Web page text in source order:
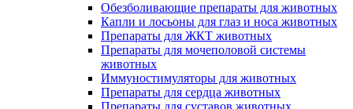
Обезболивающие препараты для животных
Капли и лосьоны для глаз и носа животных
Препараты для ЖКТ животных
Препараты для мочеполовой системы
животных
Иммуностимуляторы для животных
Препараты для сердца животных
Препараты для суставов животных